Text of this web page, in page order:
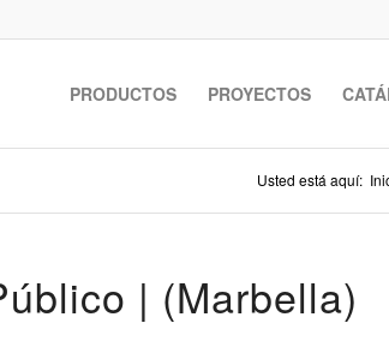
PRODUCTOS PROYECTOS
Usted está aquí:
| (Marbella)